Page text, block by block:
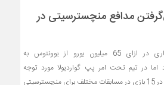
مدافع منچسترسیتی در
کنسلو در تابستان سال جاری در ازای 65 میلیون یورو از یوونتوس به
در تیم تحت امر پپ گواردیولا مورد توجه
قرارنگرفت.وی در فصل جاری در 15 بازی در مسابقات مختلف برای منچسترسیتی